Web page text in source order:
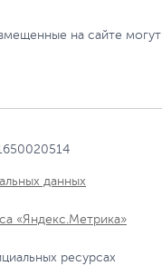
на сайте могут
данных
«Яндекс.Метрика»
ресурсах